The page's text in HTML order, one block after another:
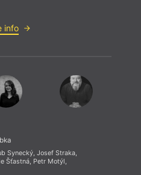
info
Synecký, Josef Straka,
Šťastná, Petr Motýl ,